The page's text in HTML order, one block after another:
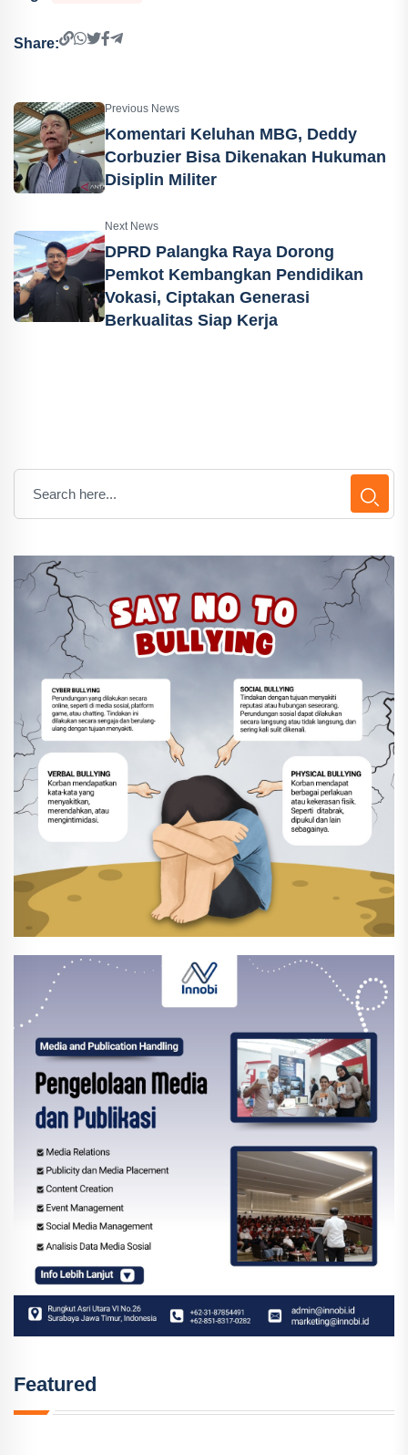
Share:
Previous News
Komentari Keluhan MBG, Deddy
Corbuzier Bisa Dikenakan Hukuman
Disiplin Militer
Next News
DPRD Palangka Raya Dorong
Pemkot Kembangkan Pendidikan
Vokasi, Ciptakan Generasi
Berkualitas Siap Kerja
Featured